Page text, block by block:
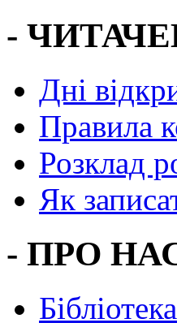
-
Дні
Правила
Розклад
Як
- ПРО